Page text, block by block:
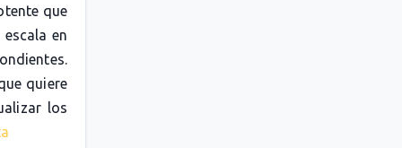
que
en
quiere
los